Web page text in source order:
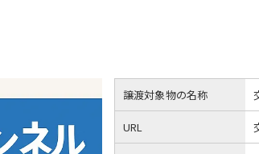
譲渡対象物の名称
URL